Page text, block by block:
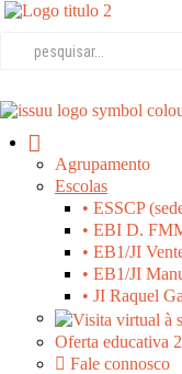
Agrupamento
Escolas
• ESSCP
• EBI D.
• EB1/JI
• EB1/JI
• JI Raquel
Oferta educativa
Fale connosco